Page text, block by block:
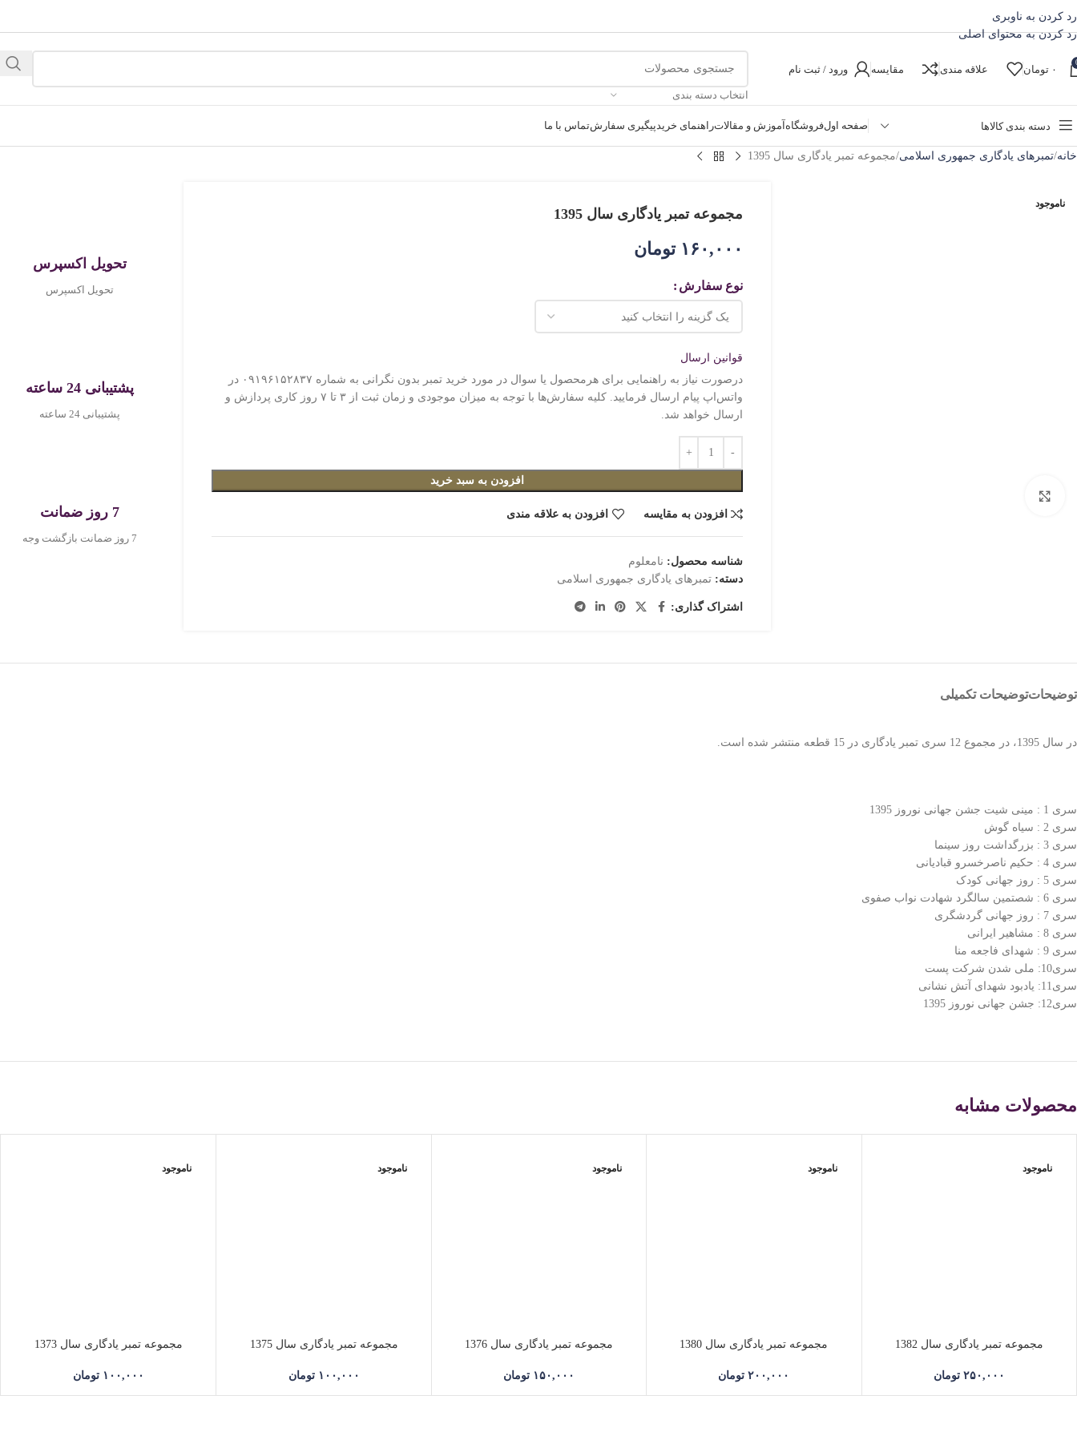
رد کردن به ناوبری
رد کردن به محتوای اصلی
۰ تومان علاقه مندی مقایسه ورود / ثبت نام
انتخاب دسته بندی
دسته بندی کالاها صفحه اولفروشگاه آموزش و مقالاتراهنمای خریدپیگیری سفارشتماس با ما
خانه تمبرهای یادگاری جمهوری اسلامی مجموعه تمبر یادگاری سال 1395
ناموجود
مجموعه تمبر یادگاری سال 1395
۱۶۰,۰۰۰ تومان
نوع سفارش
قوانین ارسال
درصورت نیاز به راهنمایی برای هرمحصول یا سوال در مورد خرید تمبر بدون نگرانی به شماره ۰۹۱۹۶۱۵۲۸۳۷ در
واتس‌اپ پیام ارسال فرمایید. کلیه سفارش‌ها با توجه به میزان موجودی و زمان ثبت از ۳ تا ۷ روز کاری پردازش و
ارسال خواهد شد.
افزودن به سبد خرید
افزودن به مقایسه افزودن به علاقه مندی
شناسه محصول: نامعلوم
دسته: تمبرهای یادگاری جمهوری اسلامی
اشتراک گذاری:
تحویل اکسپرس
تحویل اکسپرس
پشتیبانی 24 ساعته
پشتیبانی 24 ساعته
7 روز ضمانت
7 روز ضمانت بازگشت وجه
توضیحاتتوضیحات تکمیلی
در سال 1395، در مجموع 12 سری تمبر یادگاری در 15 قطعه منتشر شده است.
سری 1 : مینی شیت جشن جهانی نوروز 1395
سری 2 : سیاه گوش
سری 3 : بزرگداشت روز سینما
سری 4 : حکیم ناصرخسرو قبادیانی
سری 5 : روز جهانی کودک
سری 6 : شصتمین سالگرد شهادت نواب صفوی
سری 7 : روز جهانی گردشگری
سری 8 : مشاهیر ایرانی
سری 9 : شهدای فاجعه منا
سری10: ملی شدن شرکت پست
سری11: یادبود شهدای آتش نشانی
سری12: جشن جهانی نوروز 1395
محصولات مشابه
ناموجود
مجموعه تمبر یادگاری سال 1382
۲۵۰,۰۰۰ تومان
ناموجود
مجموعه تمبر یادگاری سال 1380
۲۰۰,۰۰۰ تومان
ناموجود
مجموعه تمبر یادگاری سال 1376
۱۵۰,۰۰۰ تومان
ناموجود
مجموعه تمبر یادگاری سال 1375
۱۰۰,۰۰۰ تومان
ناموجود
مجموعه تمبر یادگاری سال 1373
۱۰۰,۰۰۰ تومان
10% تخفیف ویژه اولین خرید برای خریدهای بالای یک میلیون تومان با کد first10